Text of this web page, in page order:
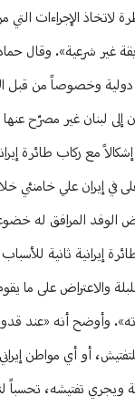
لاتخاذ الإجراءات
غير شرعية». وقال
وخصوصاً من قبل
إلى لبنان غير مصرّح
مع ركاب طائرة
في إيران علي خامنئي
الوفد المرافق له
إيرانية ثانية
والاعتراض على ما
وأوضح أنه «عند
أو أي مواطن
تفتيشه، تحسباً